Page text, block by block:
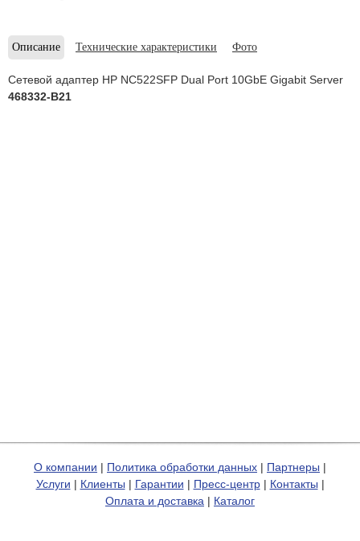
Описание Технические характеристики Фото
Сетевой адаптер HP NC522SFP Dual Port 10GbE Gigabit Server
468332-B21
О компании | Политика обработки данных | Партнеры |
Услуги | Клиенты | Гарантии | Пресс-центр| Контакты |
Оплата и доставка | Каталог